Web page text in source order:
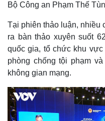
Bộ Công an Phạm Thế
Tại phiên thảo luận, nhiều
ra bàn thảo xuyên suốt
quốc gia, tổ chức khu
phòng chống tội phạm
không gian mạng.